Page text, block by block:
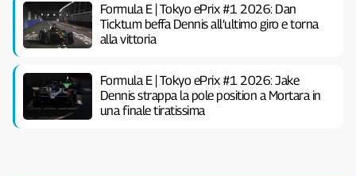
Formula E | Tokyo ePrix #1 2026: Dan
Ticktum beffa Dennis all’ultimo giro e torna
alla vittoria
Formula E | Tokyo ePrix #1 2026: Jake
Dennis strappa la pole position a Mortara in
una finale tiratissima